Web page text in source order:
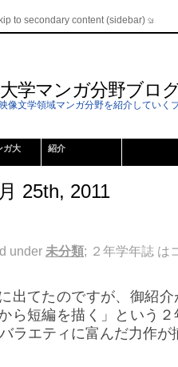
to secondary content (sidebar)
学マンガ分野ブロ
像文学領域マンガ分野を紹介していく
ガ大
紹介
25th, 2011
under 未分類; ２年学年誌 は
出てたのですが、御紹
ら短編を描く」という
ラエティに富んだ力作が